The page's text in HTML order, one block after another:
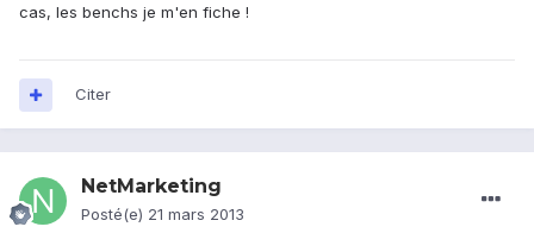
cas, les benchs je m'en fiche !
Citer
NetMarketing
Posté(e) 21 mars 2013